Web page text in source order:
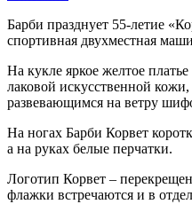
Барби празднует 55-летие
спортивная двухместная
На кукле яркое желтое
лаковой искусственной
развевающимся на ветру
На ногах Барби Корвет
а на руках белые перчатки.
Логотип Корвет –
флажки встречаются и в